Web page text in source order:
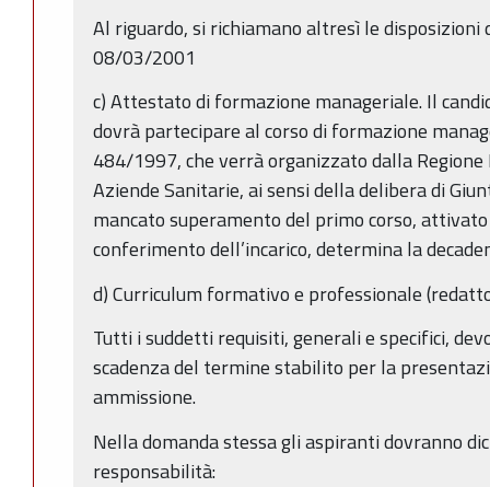
Al riguardo, si richiamano altresì le disposizioni
08/03/2001
c) Attestato di formazione manageriale. Il
dovrà partecipare al corso di formazione
484/1997, che verrà organizzato dalla
Aziende Sanitarie, ai sensi della delibera di
mancato superamento del primo corso,
conferimento dell’incarico, determina la
d) Curriculum formativo e professionale
Tutti i suddetti requisiti, generali e specifici,
scadenza del termine stabilito per la
ammissione.
Nella domanda stessa gli aspiranti dovranno
responsabilità: